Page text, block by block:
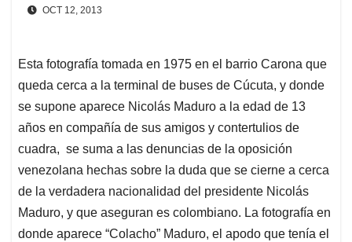
OCT 12, 2013
Esta fotografía tomada en 1975 en el barrio Carona que
queda cerca a la terminal de buses de Cúcuta, y donde
se supone aparece Nicolás Maduro a la edad de 13
años en compañía de sus amigos y contertulios de
cuadra, se suma a las denuncias de la oposición
venezolana hechas sobre la duda que se cierne a cerca
de la verdadera nacionalidad del presidente Nicolás
Maduro, y que aseguran es colombiano. La fotografía en
donde aparece “Colacho” Maduro, el apodo que tenía el